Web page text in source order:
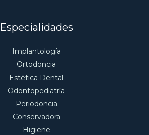
Especialidades
Implantología
Ortodoncia
Estética Dental
Odontopediatría
Periodoncia
Conservadora
Higiene